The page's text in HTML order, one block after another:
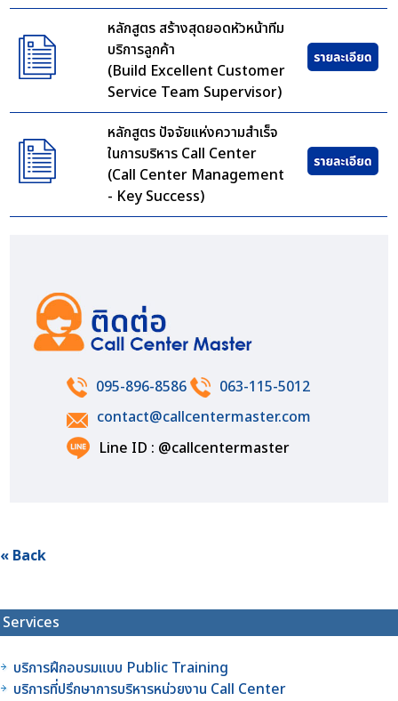
หลักสูตร สร้างสุดยอดหัวหน้าทีม
บริการลูกค้า
(Build Excellent Customer
Service Team Supervisor)
หลักสูตร ปัจจัยแห่งความสำเร็จ
ในการบริหาร Call Center
(Call Center Management
- Key Success)
095-896-8586
063-115-5012
contact@callcentermaster.com
Line ID : @callcentermaster
« Back
Services
บริการฝึกอบรมแบบ Public Training
บริการที่ปรึกษาการบริหารหน่วยงาน Call Center